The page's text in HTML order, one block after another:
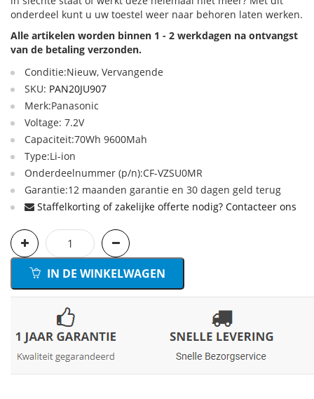
onderdeel kunt u uw toestel weer naar behoren laten werken.
Alle artikelen worden binnen 1 - 2 werkdagen na ontvangst
van de betaling verzonden.
Conditie:Nieuw, Vervangende
SKU: PAN20JU907
Merk:Panasonic
Voltage: 7.2V
Capaciteit:70Wh 9600Mah
Type:Li-ion
Onderdeelnummer (p/n):CF-VZSU0MR
Garantie:12 maanden garantie en 30 dagen geld terug
Staffelkorting of zakelijke offerte nodig? Contacteer ons
IN DE WINKELWAGEN